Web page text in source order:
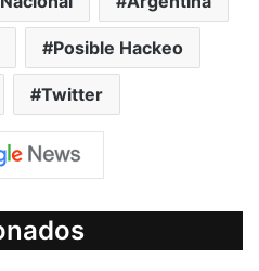
Posible Hackeo
Twitter